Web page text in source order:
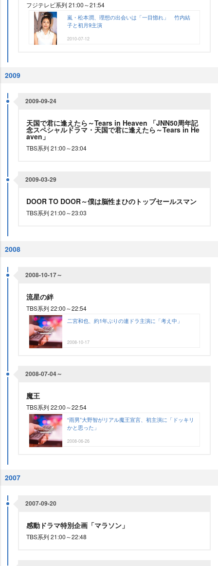
フジテレビ系列 21:00～21:54
嵐・松本潤、理想の出会いは「一目惚れ」 竹内結
子と初月9主演
2010-07-12
2009
2009-09-24
天国で君に逢えたら～Tears in Heaven 「JNN50周年記
念スペシャルドラマ・天国で君に逢えたら～Tears in He
aven」
TBS系列 21:00～23:04
2009-03-29
DOOR TO DOOR～僕は脳性まひのトップセールスマン
TBS系列 21:00～23:03
2008
2008-10-17～
流星の絆
TBS系列 22:00～22:54
二宮和也、約1年ぶりの連ドラ主演に「考え中」
2008-10-17
2008-07-04～
魔王
TBS系列 22:00～22:54
“雨男”大野智がリアル魔王宣言、初主演に「ドッキリ
かと思った」
2008-06-26
2007
2007-09-20
感動ドラマ特別企画「マラソン」
TBS系列 21:00～22:48